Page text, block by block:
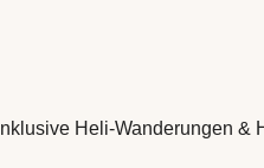
Inklusive Heli-Wanderungen &